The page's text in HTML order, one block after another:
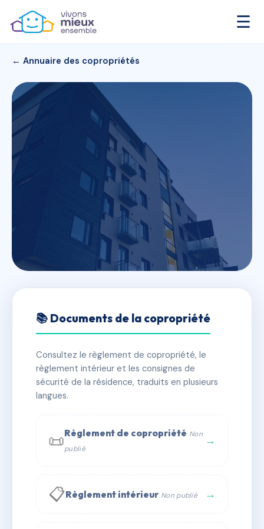
☰
← Annuaire des copropriétés
ELEVEN
✓ Immatriculée 🏠 106 lots 🏗 2 bâtiment(s)
📞 Contacter Syndic Digital
📚 Documents de la copropriété
Consultez le règlement de copropriété, le
règlement intérieur et les consignes de
sécurité de la résidence, traduits en plusieurs
langues.
📜Règlement de copropriété Non
publié
→
📋Règlement intérieur Non publié →